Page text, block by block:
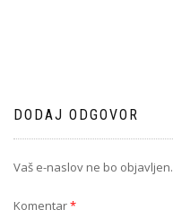
DODAJ ODGOVOR
Vaš e-naslov ne bo objavljen.
Komentar*